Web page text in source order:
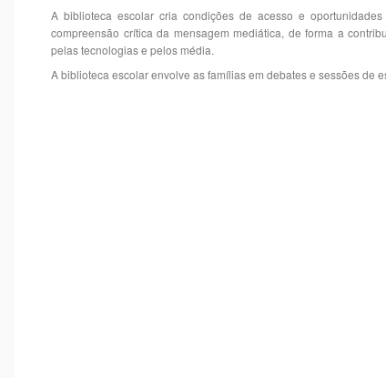
A biblioteca escolar cria condições de acesso e
compreensão crítica da mensagem mediática, de forma a
pelas tecnologias e pelos média.
A biblioteca escolar envolve as famílias em debates e sessões de